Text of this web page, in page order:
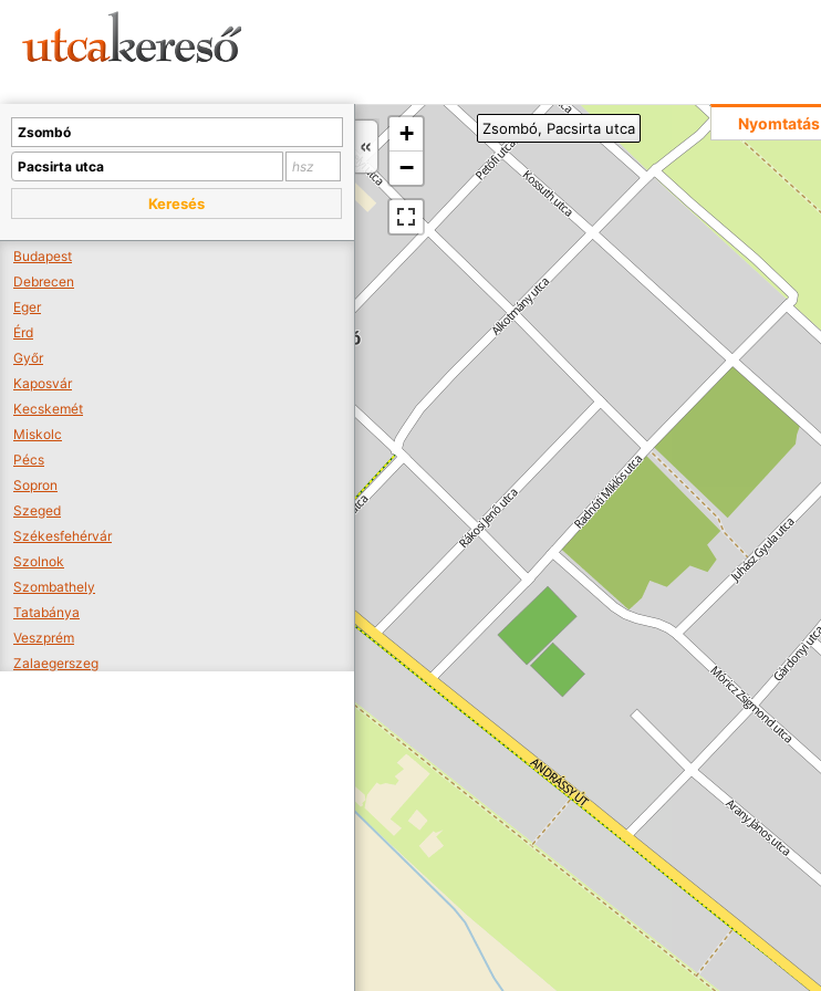
+
−
Nyomtatás
Zsombó, Pacsirta utca
Keresés
Budapest
Debrecen
Eger
Érd
Győr
Kaposvár
Kecskemét
Miskolc
Pécs
Sopron
Szeged
Székesfehérvár
Szolnok
Szombathely
Tatabánya
Veszprém
Zalaegerszeg
A térképet kicsinyíteni kell, hogy látszódjanak a boltok.
Boltok látszódjanak >>